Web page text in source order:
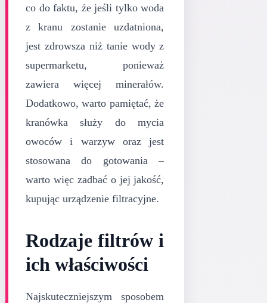
co do faktu, że jeśli tylko woda
z kranu zostanie uzdatniona,
jest zdrowsza niż tanie wody z
supermarketu, ponieważ
zawiera więcej minerałów.
Dodatkowo, warto pamiętać, że
kranówka służy do mycia
owoców i warzyw oraz jest
stosowana do gotowania –
warto więc zadbać o jej jakość,
kupując urządzenie filtracyjne.
Rodzaje filtrów i
ich właściwości
Najskuteczniejszym sposobem